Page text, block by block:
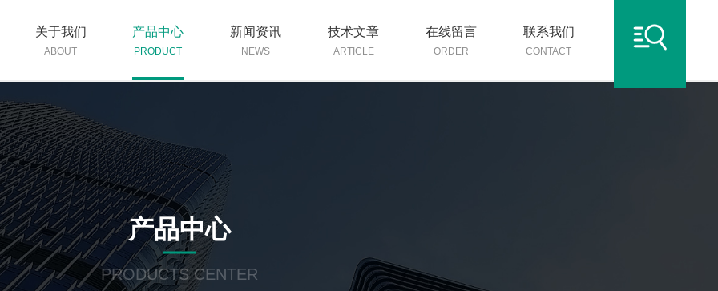
关于我们
ABOUT
产品中心
PRODUCT
新闻资讯
NEWS
技术文章
ARTICLE
在线留言
ORDER
联系我们
CONTACT
产品中心
PRODUCTS CENTER